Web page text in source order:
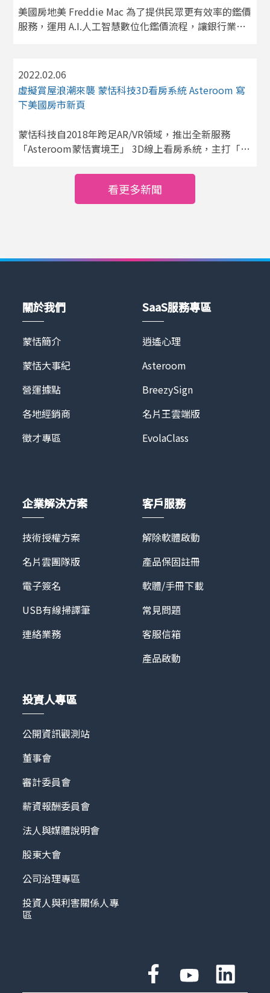
仍在數位教學的路上努力著。」
美國房地美 Freddie Mac 為了提供民眾更有效率的鑑價
服務，運用 A.I.人工智慧數位化鑑價流程，讓銀行業者
協助當地業者進行鑑價現代化和數位化。獲得富比士推
薦，建議房仲選用 Asteroom 3D 立體實境導覽行銷房
屋。現在更成功運用 A.I. 科技拓展至美國鑑價產業，正
式成為房地美認證的遠距鑑價服務商。美國房地產業者
和核貸金融機構為了加速房屋貸款的審核，美國聯邦住
房金融局 Federal Housing Finance Agency 在2022年
3月通過並允許【混合型鑑價 Hybrid Appraisal】，不
再侷限於傳統的現場鑑價方式，讓房地美 Freddie Mac
和房利美 Fannie Mae 和放貸業者可以選擇運用遠距科
技、鑑價師不須到場的方式進行房屋鑑價來加速鑑價和
間從 3 周到一個月不等，加上放款業者只有不須鑑價和
品評估+財產數據報告】(automated collateral
evaluation + property data report) 選項，讓放款業
增貸的申請案件使用，以緩解現場鑑價的需求。蒙恬
Asteroom 運用A.I.科技打造的3D 立體實境導覽，積極
爭取並成為房地美認證的遠距鑑價服務供應商，為全美
數百間業者提供最即時的實際屋況給業者做出精準的鑑
屋況報告、甚至可以透過3D 立體實境導覽再度訪查現
場。同時也活用龐大且遍佈全美的用戶協助房屋鑑價行
業，營造互惠三贏的生態。Asteroom 已經和多家鑑價
以及 180 天無限次分享，也能用於鑑價拍攝為自己帶來
額外收入。欲了解更多請洽 Asteroom 官方網站：
https://www.asteroom.com/zh-tw/
2022.02.06
虛擬賞屋浪潮來襲 蒙恬科技3D看房系統 Asteroom 寫
下美國房市新頁
蒙恬科技自2018年跨足AR/VR領域，推出全新服務
「Asteroom蒙恬實境王」 3D線上看房系統，主打「15
Pano…. 新冠疫情影響 線上賞屋需求激升 Asteroom廣
受好評 早在新冠肺炎疫情爆發前，美國前兩大房屋搜
尋網Zillow、Redfin便已允許刊登物件附帶3D實境導
仲市場迎來強勁的線上看房需求。各州接連實施居家
Asteroom以「15分鐘完成線上賞屋」的形象深植人
心，更額外提供3D模型屋建置、全景圖修圖……等服
務，讓賞屋過程更具吸引力、真實性，滿足用戶對高品
質的要求，成為多數業者的首選。 新冠肺炎疫情的發
展，加速房仲業者導入數位工具，以維持銷售事業。目
住在房子裡，因此在未來不短的期間，線上看屋需求仍
會持續擴大，且將遍及各價位區間的房屋物件，逐漸成
為房仲產業的標配。 線上看房蔚為趨勢 Asteroom為低
門檻、高品質的最佳選擇 未來不論房屋價值高低，虛
Asteroom提供高品質、安全便捷的賞屋體驗，確保人
人都可於15分鐘完成高品質的3D看房導覽，滿足買賣
看更多新聞
關於我們
蒙恬簡介
蒙恬大事紀
營運據點
各地經銷商
徵才專區
SaaS服務專區
逍遙心理
Asteroom
BreezySign
名片王雲端版
EvolaClass
企業解決方案
技術授權方案
名片雲團隊版
電子簽名
USB有線掃譯筆
連絡業務
客戶服務
解除軟體啟動
產品保固註冊
軟體/手冊下載
常見問題
客服信箱
產品啟動
投資人專區
公開資訊觀測站
董事會
審計委員會
薪資報酬委員會
法人與媒體說明會
股東大會
公司治理專區
投資人與利害關係人專
區